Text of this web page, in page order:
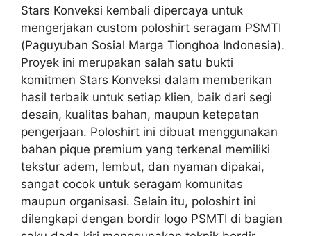
Stars Konveksi kembali dipercaya untuk
mengerjakan custom poloshirt seragam PSMTI
(Paguyuban Sosial Marga Tionghoa Indonesia).
Proyek ini merupakan salah satu bukti
komitmen Stars Konveksi dalam memberikan
hasil terbaik untuk setiap klien, baik dari segi
desain, kualitas bahan, maupun ketepatan
pengerjaan. Poloshirt ini dibuat menggunakan
bahan pique premium yang terkenal memiliki
tekstur adem, lembut, dan nyaman dipakai,
sangat cocok untuk seragam komunitas
maupun organisasi. Selain itu, poloshirt ini
dilengkapi dengan bordir logo PSMTI di bagian